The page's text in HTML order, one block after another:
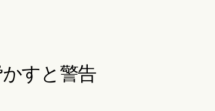
すと警告